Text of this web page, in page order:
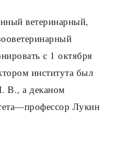
ветеринарный,
с 1 октября
института был
В., а деканом
Лукин